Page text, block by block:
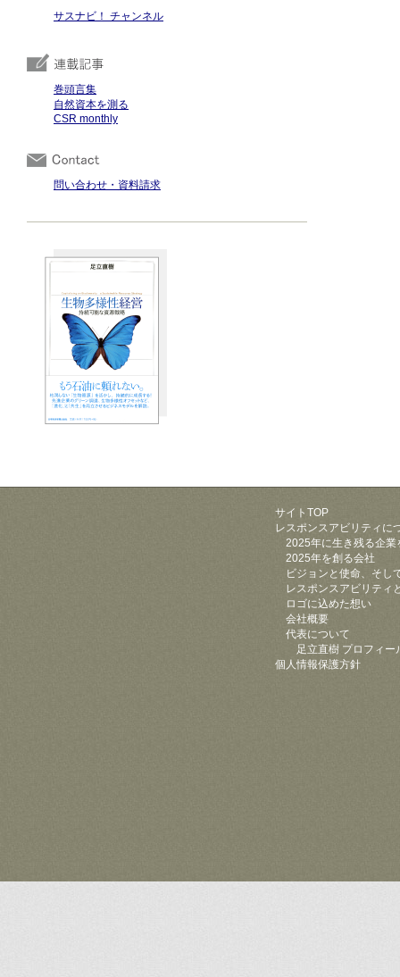
サスナビ！ チャンネル
巻頭言集
自然資本を測る
CSR monthly
問い合わせ・資料請求
サイトTOP
レスポンスアビリティに
2025年に生き残る企業
2025年を創る会社
ビジョンと使命、そし
レスポンスアビリティ
ロゴに込めた想い
会社概要
代表について
足立直樹 プロフィー
個人情報保護方針